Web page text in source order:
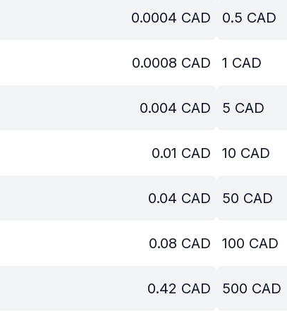
0.0004 CAD
0.0008 CAD
0.004 CAD
0.01 CAD
0.04 CAD
0.08 CAD
0.42 CAD
0.5 CAD
1 CAD
5 CAD
10 CAD
50 CAD
100 CAD
500 CAD